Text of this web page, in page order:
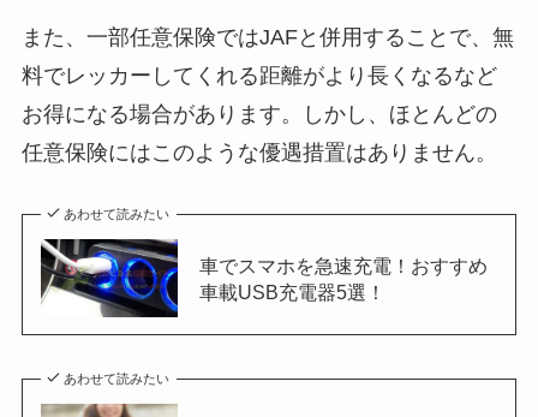
また、一部任意保険ではJAFと併用することで、無
料でレッカーしてくれる距離がより長くなるなど
お得になる場合があります。しかし、ほとんどの
任意保険にはこのような優遇措置はありません。
あわせて読みたい
車でスマホを急速充電！おすすめ
車載USB充電器5選！
あわせて読みたい